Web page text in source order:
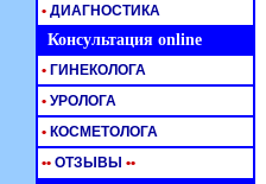
• ДИАГНОСТИКА
Консультация online
• ГИНЕКОЛОГА
• УРОЛОГА
• КОСМЕТОЛОГА
•• ОТЗЫВЫ ••